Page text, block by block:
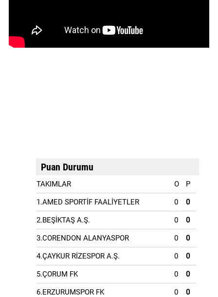
Puan Durumu
TAKIMLAR O P
1.AMED SPORTİF FAALİYETLER 0 0
2.BEŞİKTAŞ A.Ş. 0 0
3.CORENDON ALANYASPOR 0 0
4.ÇAYKUR RİZESPOR A.Ş. 0 0
5.ÇORUM FK 0 0
6.ERZURUMSPOR FK 0 0